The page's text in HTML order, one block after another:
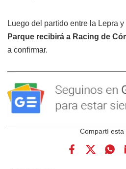
Luego del partido entre la Lepra
Parque recibirá a Racing de
a confirmar.